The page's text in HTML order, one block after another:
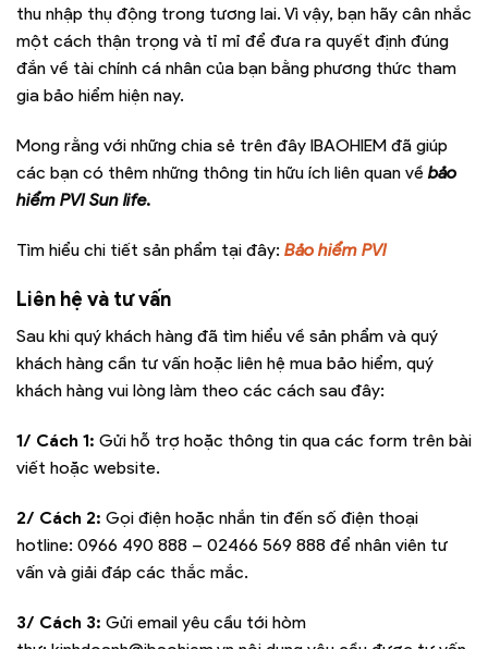
thu nhập thụ động trong tương lai. Vì vậy, bạn hãy cân nhắc
một cách thận trọng và tỉ mỉ để đưa ra quyết định đúng
đắn về tài chính cá nhân của bạn bằng phương thức tham
gia bảo hiểm hiện nay.
Mong rằng với những chia sẻ trên đây IBAOHIEM đã giúp
các bạn có thêm những thông tin hữu ích liên quan về bảo
hiểm PVI Sun life.
Tìm hiểu chi tiết sản phẩm tại đây: Bảo hiểm PVI
Liên hệ và tư vấn
Sau khi quý khách hàng đã tìm hiểu về sản phẩm và quý
khách hàng cần tư vấn hoặc liên hệ mua bảo hiểm, quý
khách hàng vui lòng làm theo các cách sau đây:
1/ Cách 1: Gửi hỗ trợ hoặc thông tin qua các form trên bài
viết hoặc website.
2/ Cách 2: Gọi điện hoặc nhắn tin đến số điện thoại
hotline: 0966 490 888 – 02466 569 888 để nhân viên tư
vấn và giải đáp các thắc mắc.
3/ Cách 3: Gửi email yêu cầu tới hòm